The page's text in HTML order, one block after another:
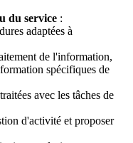
du service :
adaptées à
de l'information,
spécifiques de
avec les tâches de
d'activité et proposer